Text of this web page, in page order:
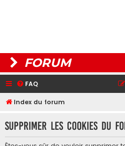
FORUM
FAQ
Index du forum
Supprimer les cookies du